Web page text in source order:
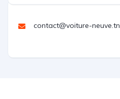
contact@voiture-neuve.tn